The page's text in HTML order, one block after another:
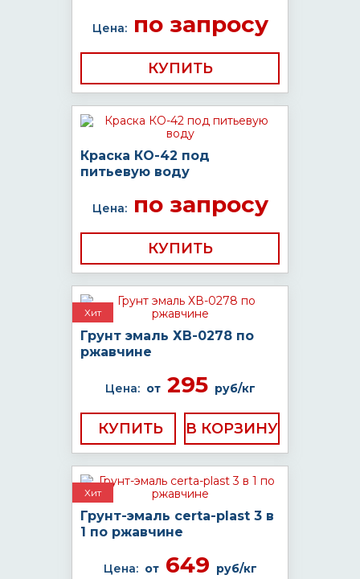
Цена:по запросу
КУПИТЬ
Краска КО-42 под
питьевую воду
Цена:по запросу
КУПИТЬ
Хит
Грунт эмаль ХВ-0278 по
ржавчине
Цена: от295 руб/кг
КУПИТЬ
Хит
Грунт-эмаль certa-plast 3 в
1 по ржавчине
Цена: от649 руб/кг